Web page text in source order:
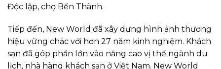
Độc lập, chợ Bến Thành.
Tiếp đến, New World đã xây dựng hình ảnh thương
hiệu vững chắc với hơn 27 năm kinh nghiệm. Khách
sạn đã góp phần lớn vào năng cao vị thế ngành du
lịch, nhà hàng khách sạn ở Việt Nam. New World